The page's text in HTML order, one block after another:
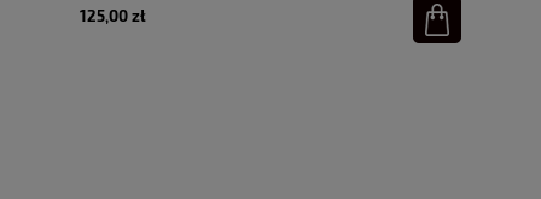
125,00 zł